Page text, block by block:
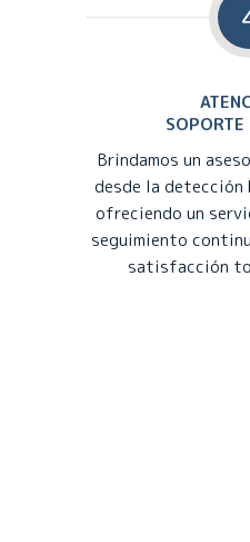
Brindamos un
desde la detección
ofreciendo un
seguimiento
satisfacción